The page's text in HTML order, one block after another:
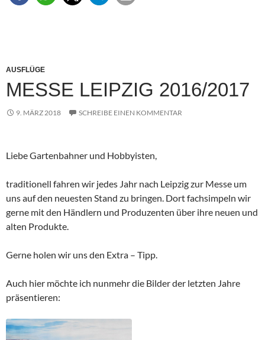
AUSFLÜGE
MESSE LEIPZIG 2016/2017
9. MÄRZ 2018 SCHREIBE EINEN KOMMENTAR
Liebe Gartenbahner und Hobbyisten,
traditionell fahren wir jedes Jahr nach Leipzig zur Messe um
uns auf den neuesten Stand zu bringen. Dort fachsimpeln wir
gerne mit den Händlern und Produzenten über ihre neuen und
alten Produkte.
Gerne holen wir uns den Extra – Tipp.
Auch hier möchte ich nunmehr die Bilder der letzten Jahre
präsentieren: